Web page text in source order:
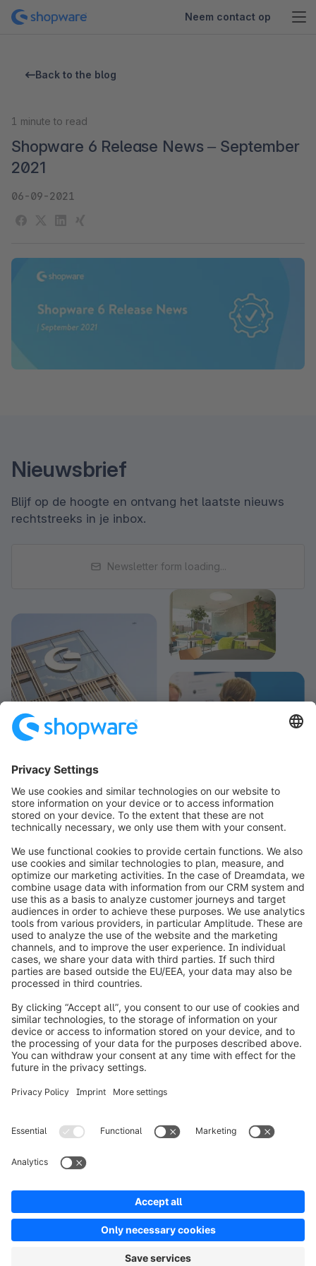
Neem contact op
Back to the blog
1 minute to read
Shopware 6 Release News – September
2021
06-09-2021
Nieuwsbrief
Blijf op de hoogte en ontvang het laatste nieuws
rechtstreeks in je inbox.
Newsletter form loading...
info@shopware.com
Over Shopware
Product
Oplossingen
Resources
Terms & ConditionsPrivacyLegal notice
Copyright © shopware AG - All rights reserved